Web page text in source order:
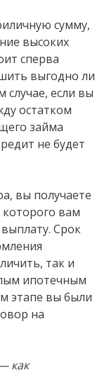
сумму,
высоких
сперва
выгодно ли
случае, если вы
остатком
займа
не будет
вы получаете
вам
Срок
так и
ипотечным
этапе вы были
на
как